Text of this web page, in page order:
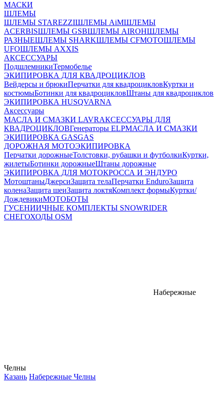
МАСКИ
ШЛЕМЫ
ШЛЕМЫ STAREZZIШЛЕМЫ AiMШЛЕМЫ
ACERBISШЛЕМЫ GSBШЛЕМЫ AIROHШЛЕМЫ
РАЗНЫЕШЛЕМЫ SHARKШЛЕМЫ CFMOTOШЛЕМЫ
UFOШЛЕМЫ AXXIS
АКСЕССУАРЫ
ПодшлемникиТермобелье
ЭКИПИРОВКА ДЛЯ КВАДРОЦИКЛОВ
Вейдерсы и брюкиПерчатки для квадроцикловКуртки и
костюмыБотинки для квадроцикловШтаны для квадроциклов
ЭКИПИРОВКА HUSQVARNA
Аксессуары
МАСЛА И СМАЗКИ LAVRАКСЕССУАРЫ ДЛЯ
КВАДРОЦИКЛОВГенераторы ELPМАСЛА И СМАЗКИ
ЭКИПИРОВКА GASGAS
ДОРОЖНАЯ МОТОЭКИПИРОВКА
Перчатки дорожныеТолстовки, рубашки и футболкиКуртки,
жилетыБотинки дорожныеШтаны дорожные
ЭКИПИРОВКА ДЛЯ МОТОКРОССА И ЭНДУРО
МотоштаныДжерсиЗащита телаПерчатки EnduroЗащита
коленаЗащита шеиЗащита локтяКомплект формыКуртки/
ДождевикиМОТОБОТЫ
ГУСЕНИИЧНЫЕ КОМПЛЕКТЫ SNOWRIDER
СНЕГОХОДЫ OSM
Набережные
Челны
Казань Набережные Челны